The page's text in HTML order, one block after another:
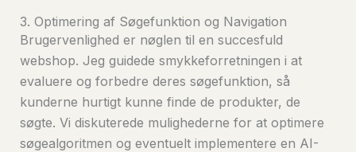
3. Optimering af Søgefunktion og Navigation
Brugervenlighed er nøglen til en succesfuld
webshop. Jeg guidede smykkeforretningen i at
evaluere og forbedre deres søgefunktion, så
kunderne hurtigt kunne finde de produkter, de
søgte. Vi diskuterede mulighederne for at optimere
søgealgoritmen og eventuelt implementere en AI-